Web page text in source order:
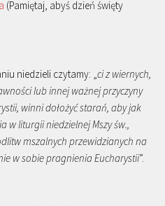
(Pamiętaj, abyś dzień święty
niedzieli czytamy: „ ci z wiernych,
lub innej ważnej przyczyny
winni dołożyć starań, aby jak
w liturgii niedzielnej Mszy św.,
mszalnych przewidzianych na
w sobie pragnienia Eucharystii”.